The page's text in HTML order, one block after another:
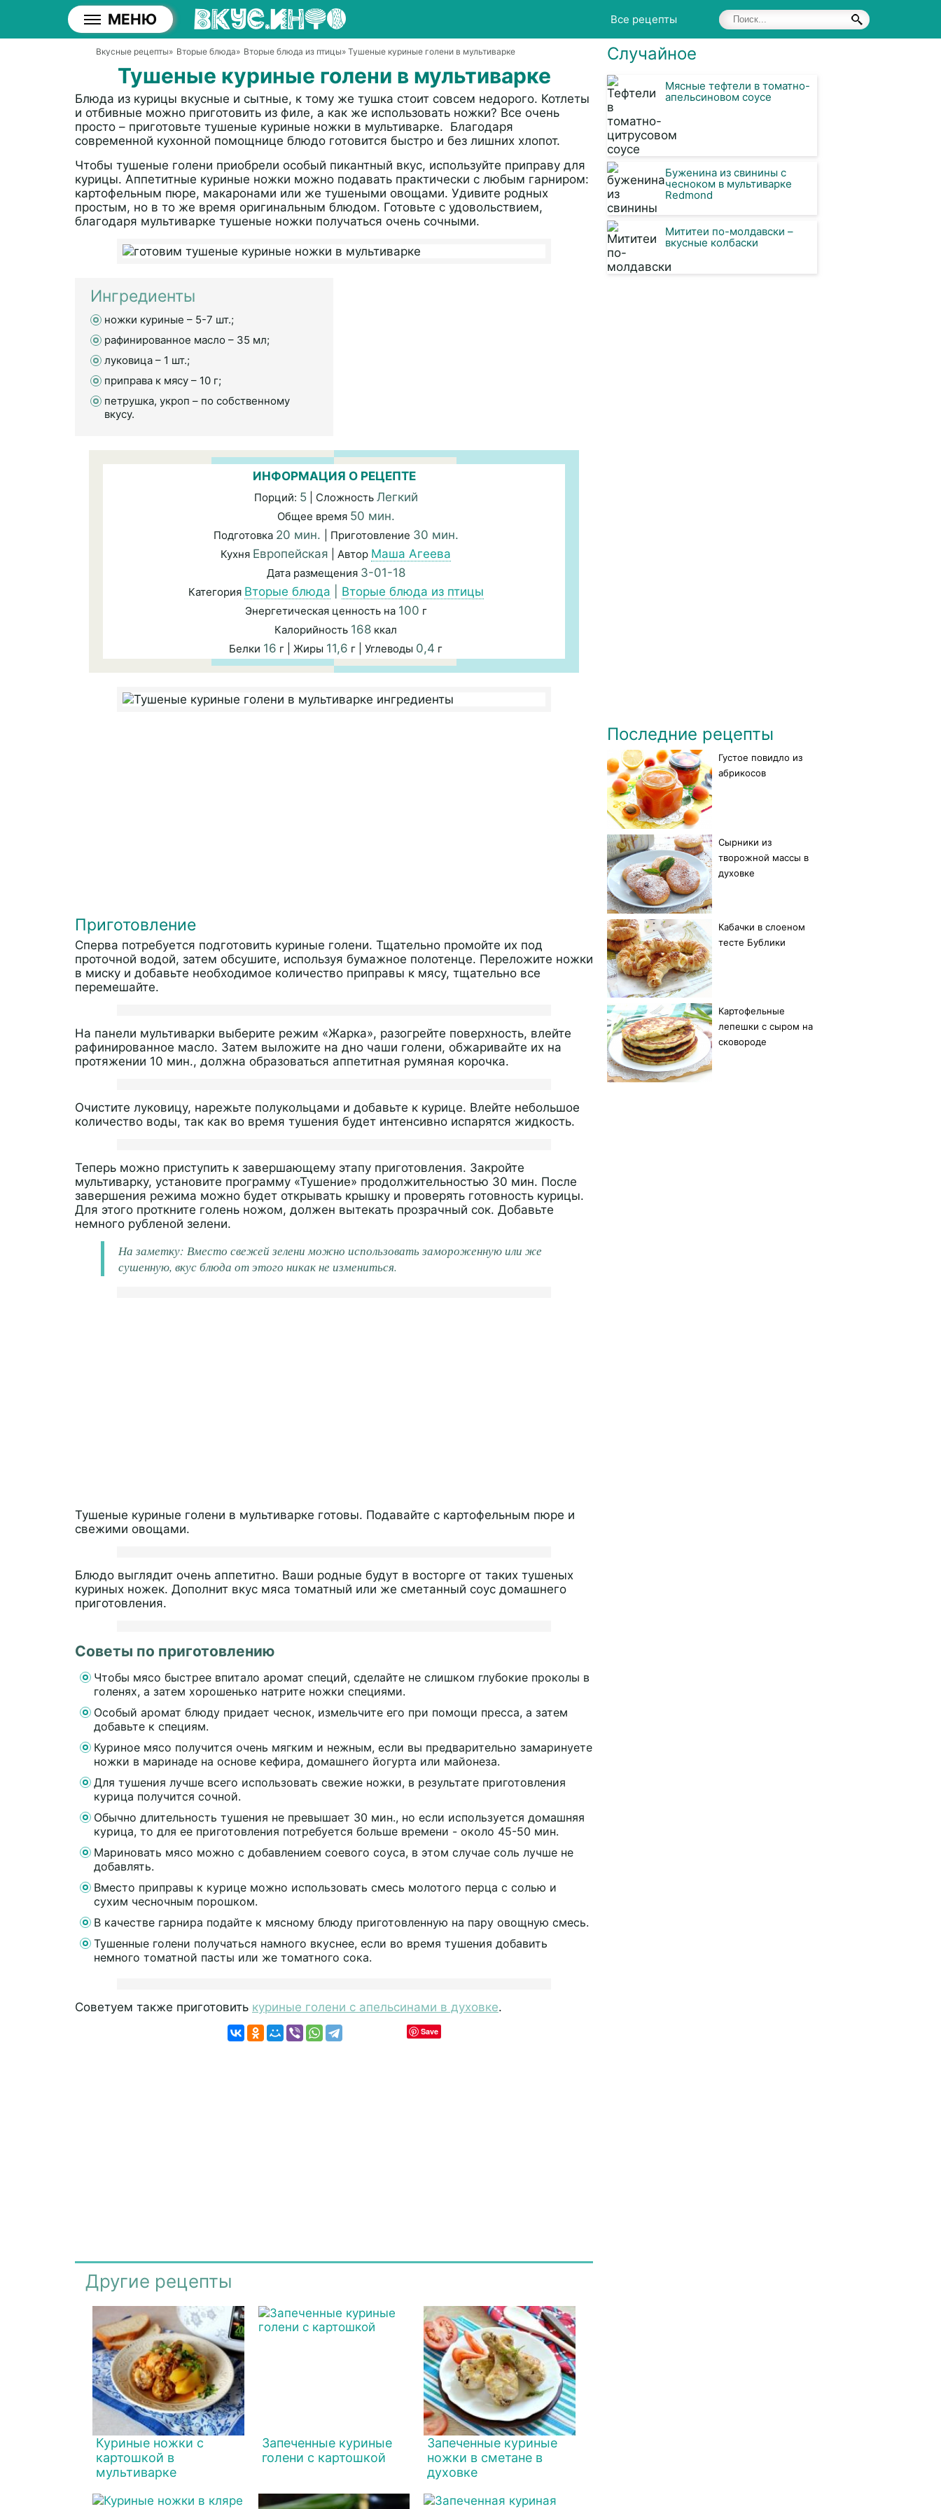
МЕНЮ Все рецепты
Вкусные рецепты» Вторые блюда» Вторые блюда из птицы» Тушеные куриные голени в мультиварке
Тушеные куриные голени в мультиварке
Блюда из курицы вкусные и сытные, к тому же тушка стоит совсем недорого. Котлеты
и отбивные можно приготовить из филе, а как же использовать ножки? Все очень
просто – приготовьте тушеные куриные ножки в мультиварке. Благодаря
современной кухонной помощнице блюдо готовится быстро и без лишних хлопот.
Чтобы тушеные голени приобрели особый пикантный вкус, используйте приправу для
курицы. Аппетитные куриные ножки можно подавать практически с любым гарниром:
картофельным пюре, макаронами или же тушеными овощами. Удивите родных
простым, но в то же время оригинальным блюдом. Готовьте с удовольствием,
благодаря мультиварке тушеные ножки получаться очень сочными.
Ингредиенты
ножки куриные – 5-7 шт.;
рафинированное масло – 35 мл;
луковица – 1 шт.;
приправа к мясу – 10 г;
петрушка, укроп – по собственному
вкусу.
ИНФОРМАЦИЯ О РЕЦЕПТЕ
Порций: 5| Сложность Легкий
Общее время 50 мин.
Подготовка 20 мин. | Приготовление 30 мин.
Кухня Европейская | Автор Маша Агеева
Дата размещения 3-01-18
Категория Вторые блюда Вторые блюда из птицы
Энергетическая ценность на 100 г
Калорийность 168 ккал
Белки 16 г | Жиры 11,6 г | Углеводы 0,4 г
Приготовление
Сперва потребуется подготовить куриные голени. Тщательно промойте их под
проточной водой, затем обсушите, используя бумажное полотенце. Переложите ножки
в миску и добавьте необходимое количество приправы к мясу, тщательно все
перемешайте.
На панели мультиварки выберите режим «Жарка», разогрейте поверхность, влейте
рафинированное масло. Затем выложите на дно чаши голени, обжаривайте их на
протяжении 10 мин., должна образоваться аппетитная румяная корочка.
Очистите луковицу, нарежьте полукольцами и добавьте к курице. Влейте небольшое
количество воды, так как во время тушения будет интенсивно испарятся жидкость.
Теперь можно приступить к завершающему этапу приготовления. Закройте
мультиварку, установите программу «Тушение» продолжительностью 30 мин. После
завершения режима можно будет открывать крышку и проверять готовность курицы.
Для этого проткните голень ножом, должен вытекать прозрачный сок. Добавьте
немного рубленой зелени.
На заметку: Вместо свежей зелени можно использовать замороженную или же
сушенную, вкус блюда от этого никак не измениться.
Тушеные куриные голени в мультиварке готовы. Подавайте с картофельным пюре и
свежими овощами.
Блюдо выглядит очень аппетитно. Ваши родные будут в восторге от таких тушеных
куриных ножек. Дополнит вкус мяса томатный или же сметанный соус домашнего
приготовления.
Советы по приготовлению
Чтобы мясо быстрее впитало аромат специй, сделайте не слишком глубокие проколы в
голенях, а затем хорошенько натрите ножки специями.
Особый аромат блюду придает чеснок, измельчите его при помощи пресса, а затем
добавьте к специям.
Куриное мясо получится очень мягким и нежным, если вы предварительно замаринуете
ножки в маринаде на основе кефира, домашнего йогурта или майонеза.
Для тушения лучше всего использовать свежие ножки, в результате приготовления
курица получится сочной.
Обычно длительность тушения не превышает 30 мин., но если используется домашняя
курица, то для ее приготовления потребуется больше времени - около 45-50 мин.
Мариновать мясо можно с добавлением соевого соуса, в этом случае соль лучше не
добавлять.
Вместо приправы к курице можно использовать смесь молотого перца с солью и
сухим чесночным порошком.
В качестве гарнира подайте к мясному блюду приготовленную на пару овощную смесь.
Тушенные голени получаться намного вкуснее, если во время тушения добавить
немного томатной пасты или же томатного сока.
Советуем также приготовить куриные голени с апельсинами в духовке.
Save
Другие рецепты
Куриные ножки с
картошкой в
мультиварке
Запеченные куриные
голени с картошкой
Запеченные куриные
ножки в сметане в
духовке
Случайное
Мясные тефтели в томатно-
апельсиновом соусе
Буженина из свинины с
чесноком в мультиварке
Redmond
Мититеи по-молдавски –
вкусные колбаски
Последние рецепты
Густое повидло из
абрикосов
Сырники из
творожной массы в
духовке
Кабачки в слоеном
тесте Бублики
Картофельные
лепешки с сыром на
сковороде